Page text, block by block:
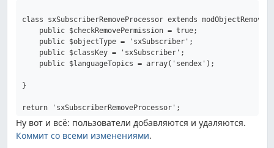
class sxSubscriberRemoveProcessor extends
    public $checkRemovePermission = true;
    public $objectType = 'sxSubscriber';
    public $classKey = 'sxSubscriber';
    public $languageTopics = array('sendex');
}
Ну вот и всё: пользователи добавляются и удаляются.
Коммит со всеми изменениями.